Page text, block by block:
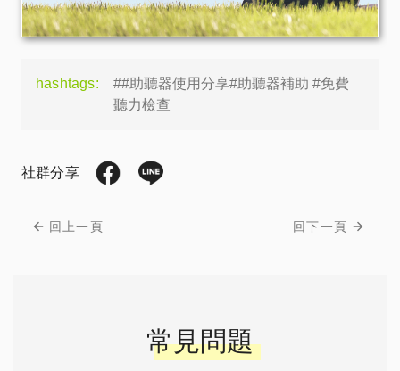
hashtags:
##助聽器使用分享#助聽器補助 #免費
聽力檢查
社群分享
回上一頁 回下一頁
常見問題